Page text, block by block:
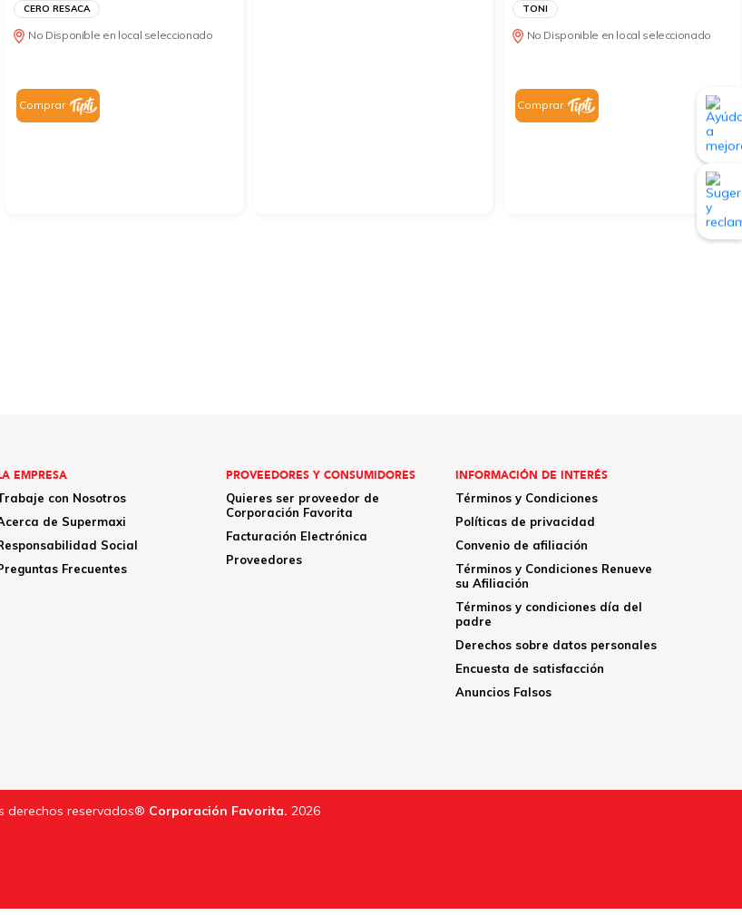
CERO RESACA
No Disponible en local seleccionado
Comprar
TONI
No Disponible en local seleccionado
Comprar
EMPRESA
con Nosotros
de Supermaxi
Social
Frecuentes
PROVEEDORES Y CONSUMIDORES
Quieres ser proveedor de
Corporación Favorita
Facturación Electrónica
Proveedores
INFORMACIÓN DE INTERÉS
Términos y Condiciones
Políticas de privacidad
Convenio de afiliación
Términos y Condiciones Renueve
su Afiliación
Términos y condiciones día del
padre
Derechos sobre datos personales
Encuesta de satisfacción
Anuncios Falsos
derechos reservados® Corporación Favorita. 2026